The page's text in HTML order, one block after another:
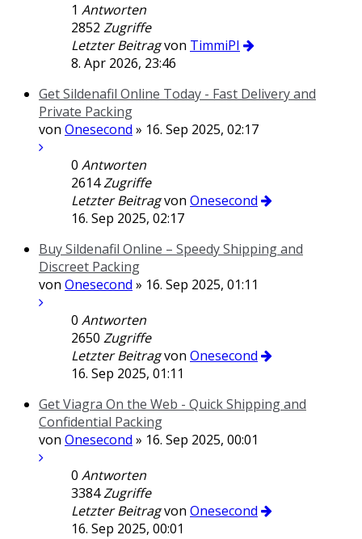
1 Antworten
2852 Zugriffe
Letzter Beitragvon TimmiPI
8. Apr 2026, 23:46
Get Sildenafil Online Today - Fast Delivery and
Private Packing
von Onesecond » 16. Sep 2025, 02:17
0 Antworten
2614Zugriffe
Letzter Beitragvon Onesecond
16. Sep 2025, 02:17
Buy Sildenafil Online – Speedy Shipping and
Discreet Packing
von Onesecond » 16. Sep 2025, 01:11
0 Antworten
2650 Zugriffe
Letzter Beitragvon Onesecond
16. Sep 2025, 01:11
Get Viagra On the Web - Quick Shipping and
Confidential Packing
von Onesecond » 16. Sep 2025, 00:01
0 Antworten
3384Zugriffe
Letzter Beitragvon Onesecond
16. Sep 2025, 00:01